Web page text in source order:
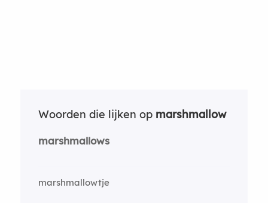
Woorden die lijken op marshmallow
marshmallows
marshmallowtje